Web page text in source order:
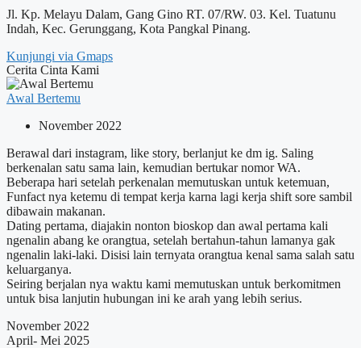
Jl. Kp. Melayu Dalam, Gang Gino RT. 07/RW. 03. Kel. Tuatunu
Indah, Kec. Gerunggang, Kota Pangkal Pinang.
Kunjungi via Gmaps
Cerita Cinta Kami
Awal Bertemu
November 2022
Berawal dari instagram, like story, berlanjut ke dm ig. Saling
berkenalan satu sama lain, kemudian bertukar nomor WA.
Beberapa hari setelah perkenalan memutuskan untuk ketemuan,
Funfact nya ketemu di tempat kerja karna lagi kerja shift sore sambil
dibawain makanan.
Dating pertama, diajakin nonton bioskop dan awal pertama kali
ngenalin abang ke orangtua, setelah bertahun-tahun lamanya gak
ngenalin laki-laki. Disisi lain ternyata orangtua kenal sama salah satu
keluarganya.
Seiring berjalan nya waktu kami memutuskan untuk berkomitmen
untuk bisa lanjutin hubungan ini ke arah yang lebih serius.
November 2022
April- Mei 2025